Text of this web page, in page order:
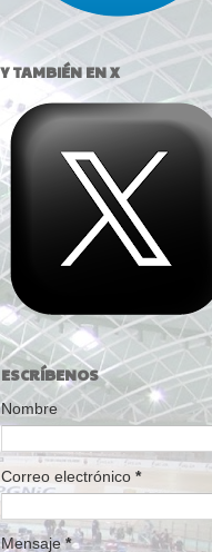
Y TAMBIÉN EN X
ESCRÍBENOS
Nombre
Correo electrónico *
Mensaje*